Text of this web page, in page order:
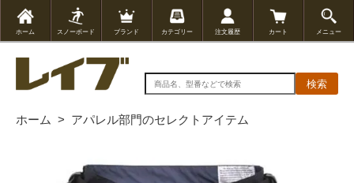
ホーム スノーボード ブランド カテゴリー 注文履歴 カート メニュー
検索
ホーム > アパレル部門のセレクトアイテム